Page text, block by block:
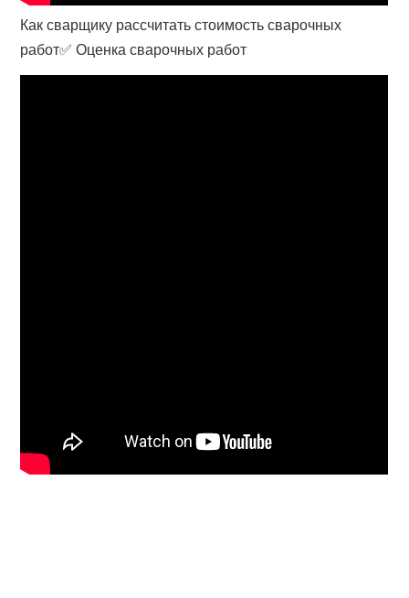
Как сварщику рассчитать стоимость сварочных
работ✅ Оценка сварочных работ